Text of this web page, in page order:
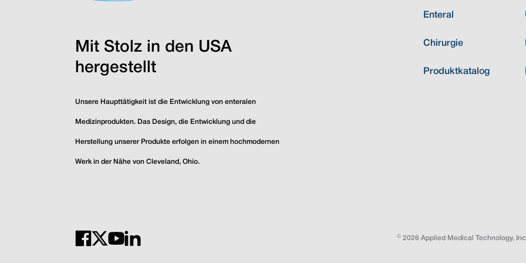
Mit Stolz in den USA
hergestellt
Unsere Haupttätigkeit ist die Entwicklung von enteralen
Medizinprodukten. Das Design, die Entwicklung und die
Herstellung unserer Produkte erfolgen in einem hochmodernen
Werk in der Nähe von Cleveland, Ohio.
Enteral
Chirurgie
Produktkatalog
© 2026 Applied Medical Technology,